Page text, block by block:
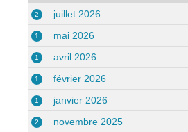
2 juillet 2026
1 mai 2026
1 avril 2026
1 février 2026
1 janvier 2026
2 novembre 2025